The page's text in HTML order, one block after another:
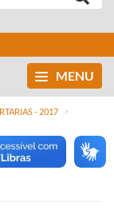
MENU
- 2017 >